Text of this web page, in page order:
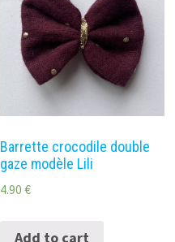
Barrette crocodile double
gaze modèle Lili
4.90€
Add to cart